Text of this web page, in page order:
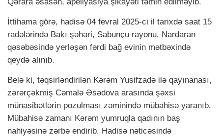
İttihama görə, hadisə 04 fevral 2025-ci il tarixdə saat 15
radələrində Bakı şəhəri, Sabunçu rayonu, Nardaran
qəsəbəsində yerləşən fərdi bağ evinin mətbəxində
qeydə alınıb.
Belə ki, təqsirləndirilən Kərəm Yusifzadə ilə qayınanası,
zərərçəkmiş Cəmalə Əsədova arasında şəxsi
münasibətlərin pozulması zəminində mübahisə yaranıb.
Mübahisə zamanı Kərəm yumruqla qadının baş
nahiyəsinə zərbə endirib. Hadisə nəticəsində